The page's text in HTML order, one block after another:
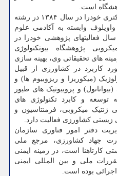
است.
دکتر صالحی جوزانی، تحصیلات دکتری خودرا در سال ۱۳۸۴ در رشته
وابسته به آکادمی علوم
فعالیتهای پژوهشی خودرا در
پژوهشگاه بیوتکنولوژی
های تحقیقاتی وی، بهینه سازی
کاربرد در کشاورزی از قبیل
(میکوریزا و ریزوبیوم ها) و
و پروبیوتیک های طیور
توسعه و کابرد تکنولوژی های
ژنتیک میکروبی، فرمنتاسیون و
زیستی کشاورزی فعالیت دارد.
دفتر امور فناوری سازمان
جهاد کشاورزی، مرجع ملی
کارتاهنا است، در زمینه ایمنی
ملی و بین المللی ایمنی
بوده است.